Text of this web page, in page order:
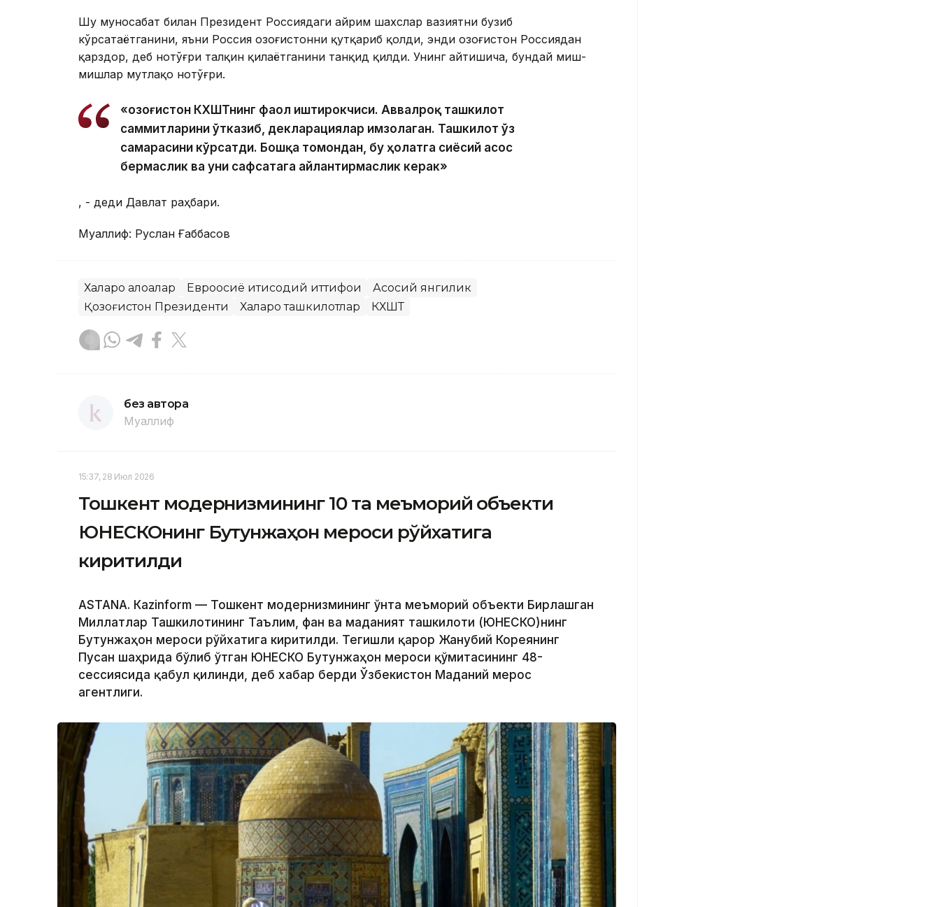
Шу муносабат билан Президент Россиядаги айрим шахслар вазиятни бузиб
кўрсатаётганини, яъни Россия Қозоғистонни қутқариб қолди, энди Қозоғистон Россиядан
қарздор, деб нотўғри талқин қилаётганини танқид қилди. Унинг айтишича, бундай миш-
мишлар мутлақо нотўғри.
«Қозоғистон КХШТнинг фаол иштирокчиси. Аввалроқ ташкилот
саммитларини ўтказиб, декларациялар имзолаган. Ташкилот ўз
самарасини кўрсатди. Бошқа томондан, бу ҳолатга сиёсий асос
бермаслик ва уни сафсатага айлантирмаслик керак»
, - деди Давлат раҳбари.
Муаллиф: Руслан Ғаббасов
Халқаро алоқалар Евроосиё иқтисодий иттифоқи
Асосий янгилик
Қозоғистон Президенти
Халқаро ташкилотлар КХШТ
без автора
Муаллиф
15:37, 28 Июл 2026
Тошкент модернизмининг 10 та меъморий объекти
ЮНEСКОнинг Бутунжаҳон мероси рўйхатига
киритилди
ASTANА. Кazinform — Тошкент модернизмининг ўнта меъморий объекти Бирлашган
Миллатлар Ташкилотининг Таълим, фан ва маданият ташкилоти (ЮНEСКО)нинг
Бутунжаҳон мероси рўйхатига киритилди. Тегишли қарор Жанубий Кореянинг
Пусан ​​шаҳрида бўлиб ўтган ЮНEСКО Бутунжаҳон мероси қўмитасининг 48-
сессиясида қабул қилинди, деб хабар берди Ўзбекистон Маданий мерос
агентлиги.